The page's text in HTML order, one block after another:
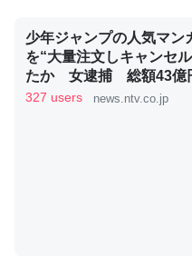
くらい。小説でいう「ず
ど、短期記憶というには
─GPTの仕組みと限界につい
昆虫ってカルシウム少な
少年ジャンプの人気マン
を“大量注文しキャンセ
たか 女逮捕 総額43億
（2026年8月6日掲載）｜
327 users news.ntv.co.jp